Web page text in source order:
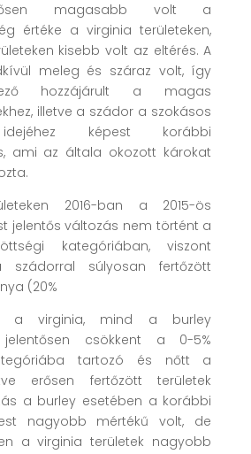
magasabb volt a
értéke a virginia területeken,
kisebb volt az eltérés. A
meleg és száraz volt, így
hozzájárult a magas
illetve a szádor a szokásos
képest korábbi
ami az általa okozott károkat
2016-ban a 2015-ös
jelentős változás nem történt a
kategóriában, viszont
súlyosan fertőzött
(20%
a virginia, mind a burley
jelentősen csökkent a 0-5%
tartozó és nőtt a
erősen fertőzött területek
a burley esetében a korábbi
nagyobb mértékű volt, de
a virginia területek nagyobb